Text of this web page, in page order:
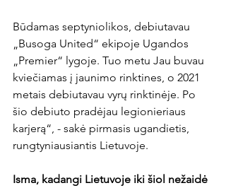
Būdamas septyniolikos, debiutavau
„Busoga United“ ekipoje Ugandos
„Premier“ lygoje. Tuo metu Jau buvau
kviečiamas į jaunimo rinktines, o 2021
metais debiutavau vyrų rinktinėje. Po
šio debiuto pradėjau legionieriaus
karjerą“, - sakė pirmasis ugandietis,
rungtyniausiantis Lietuvoje.
Isma, kadangi Lietuvoje iki šiol nežaidė